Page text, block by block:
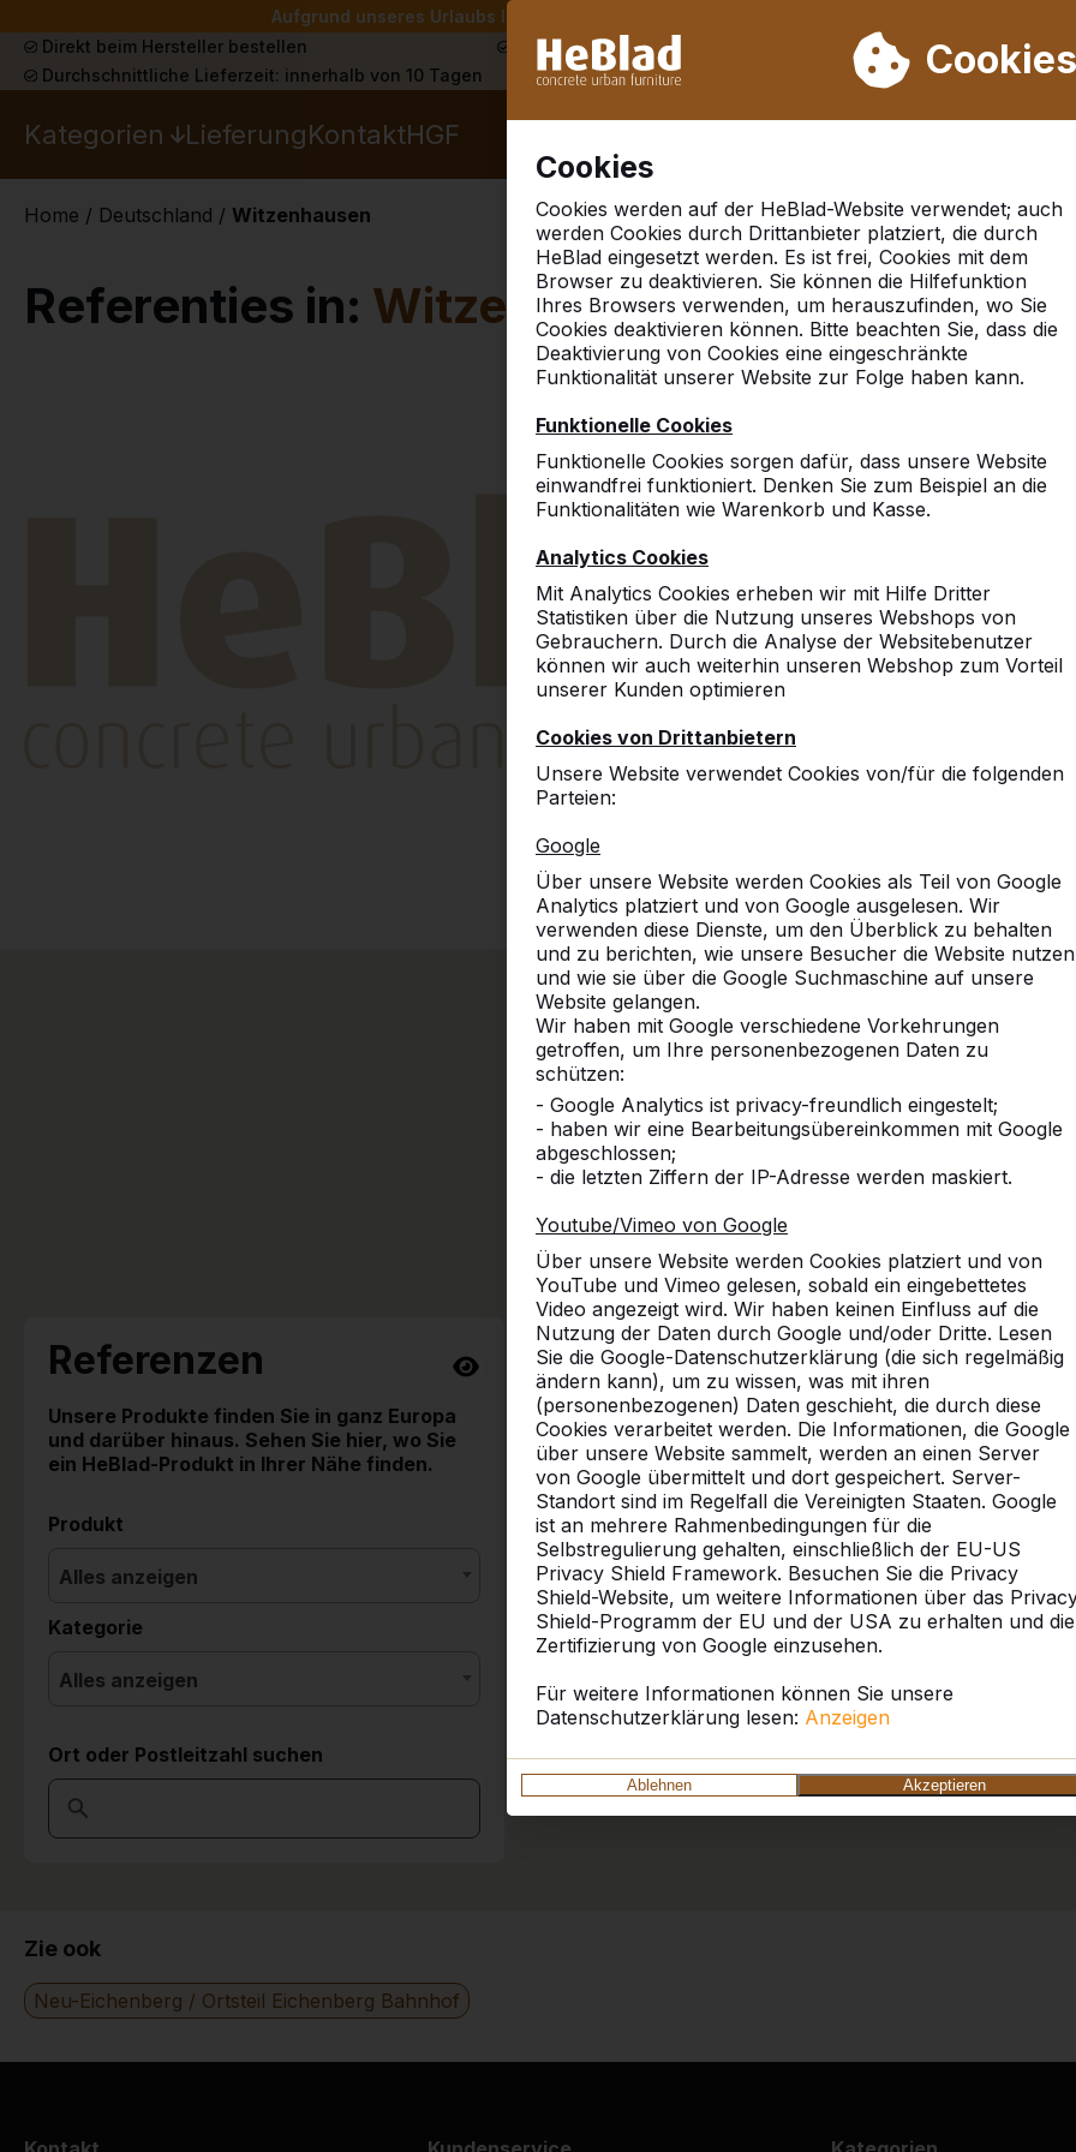
Aufgrund unseres Urlaubs liefern wir von Woche 31 bis Woche 33 nicht. Bitte
Cookies
Cookies
Cookies werden auf der HeBlad-Website verwendet; auch
werden Cookies durch Drittanbieter platziert, die durch
HeBlad eingesetzt werden. Es ist frei, Cookies mit dem
Browser zu deaktivieren. Sie können die Hilfefunktion
Ihres Browsers verwenden, um herauszufinden, wo Sie
Cookies deaktivieren können. Bitte beachten Sie, dass die
Deaktivierung von Cookies eine eingeschränkte
Funktionalität unserer Website zur Folge haben kann.
Funktionelle Cookies
Funktionelle Cookies sorgen dafür, dass unsere Website
einwandfrei funktioniert. Denken Sie zum Beispiel an die
Funktionalitäten wie Warenkorb und Kasse.
Analytics Cookies
Mit Analytics Cookies erheben wir mit Hilfe Dritter
Statistiken über die Nutzung unseres Webshops von
Gebrauchern. Durch die Analyse der Websitebenutzer
können wir auch weiterhin unseren Webshop zum Vorteil
unserer Kunden optimieren
Cookies von Drittanbietern
Unsere Website verwendet Cookies von/für die folgenden
Parteien:
Google
Über unsere Website werden Cookies als Teil von Google
Analytics platziert und von Google ausgelesen. Wir
verwenden diese Dienste, um den Überblick zu behalten
und zu berichten, wie unsere Besucher die Website nutzen
und wie sie über die Google Suchmaschine auf unsere
Website gelangen.
Wir haben mit Google verschiedene Vorkehrungen
getroffen, um Ihre personenbezogenen Daten zu
schützen:
- Google Analytics ist privacy-freundlich eingestelt;
- haben wir eine Bearbeitungsübereinkommen mit Google
abgeschlossen;
- die letzten Ziffern der IP-Adresse werden maskiert.
Youtube/Vimeo von Google
Über unsere Website werden Cookies platziert und von
YouTube und Vimeo gelesen, sobald ein eingebettetes
Video angezeigt wird. Wir haben keinen Einfluss auf die
Nutzung der Daten durch Google und/oder Dritte. Lesen
Sie die Google-Datenschutzerklärung (die sich regelmäßig
ändern kann), um zu wissen, was mit ihren
(personenbezogenen) Daten geschieht, die durch diese
Cookies verarbeitet werden. Die Informationen, die Google
über unsere Website sammelt, werden an einen Server
von Google übermittelt und dort gespeichert. Server-
Standort sind im Regelfall die Vereinigten Staaten. Google
ist an mehrere Rahmenbedingungen für die
Selbstregulierung gehalten, einschließlich der EU-US
Privacy Shield Framework. Besuchen Sie die Privacy
Shield-Website, um weitere Informationen über das
Shield-Programm der EU und der USA zu erhalten und die
Zertifizierung von Google einzusehen.
Für weitere Informationen können Sie unsere
Datenschutzerklärung lesen: Anzeigen
Ablehnen Akzeptieren
Direkt beim Hersteller bestellen
Schon mehr als 30.000 Produkten verkauft
Durchschnittliche Lieferzeit: innerhalb von 10 Tagen
Kategorien LieferungKontaktHGF
Home / Deutschland / Witzenhausen
Referenties in: Witzenhausen
Wir sind begeistert vom
Lieferung+Aufstellung !
- Sigrid Rudolph -
Referenzen
Unsere Produkte finden Sie in ganz Europa
und darüber hinaus. Sehen Sie hier, wo Sie
ein HeBlad-Produkt in Ihrer Nähe finden.
Produkt
Alles anzeigen
Kategorie
Alles anzeigen
Ort oder Postleitzahl suchen
Zie ook
Neu-Eichenberg / Ortsteil Eichenberg Bahnhof